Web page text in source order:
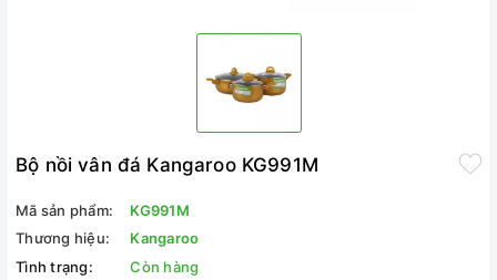
Bộ nồi vân đá Kangaroo KG991M
Mã sản phẩm:
KG991M
Thương hiệu:
Kangaroo
Tình trạng:
Còn hàng